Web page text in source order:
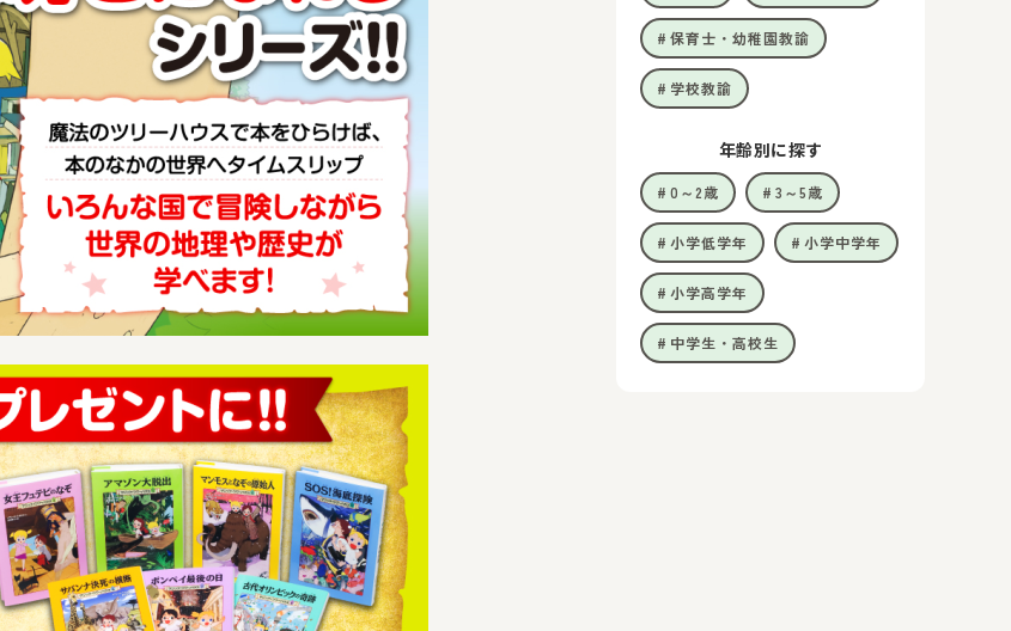
保育士・幼稚園教諭
学校教諭
年齢別に探す
0～2歳 3～5歳
小学低学年 小学中学年
小学高学年
中学生・高校生